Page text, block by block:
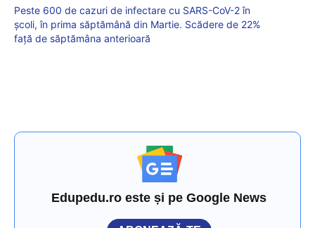
Peste 600 de cazuri de infectare cu SARS-CoV-2 în
școli, în prima săptămână din Martie. Scădere de 22%
față de săptămâna anterioară
Edupedu.ro este și pe Google News